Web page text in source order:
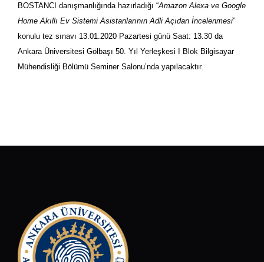
BOSTANCI danışmanlığında hazırladığı “Amazon Alexa ve Google
Home Akıllı Ev Sistemi Asistanlarının Adli Açıdan İncelenmesi”
konulu tez sınavı 13.01.2020 Pazartesi günü Saat: 13.30 da
Ankara Üniversitesi Gölbaşı 50. Yıl Yerleşkesi I Blok Bilgisayar
Mühendisliği Bölümü Seminer Salonu’nda yapılacaktır.